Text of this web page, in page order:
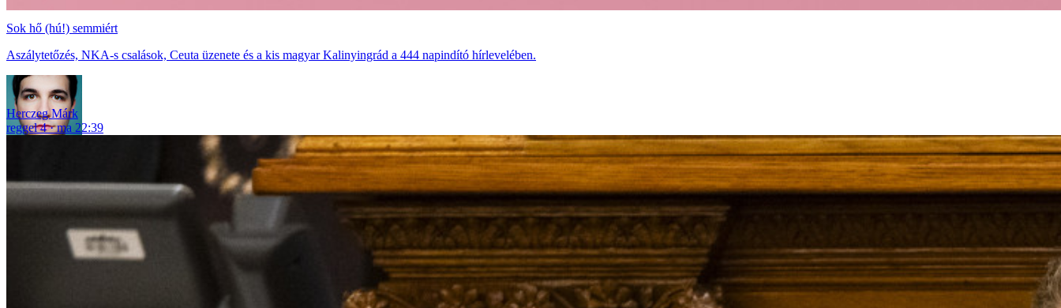
Sok hő (hú!) semmiért
Aszálytetőzés, NKA-s csalások, Ceuta üzenete és a kis magyar Kalinyingrád a 444 napindító hírlevelében.
Herczeg Márk
reggel 4
ma 22:39